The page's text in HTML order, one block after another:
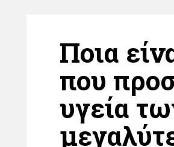
Ποια
που
υγεία